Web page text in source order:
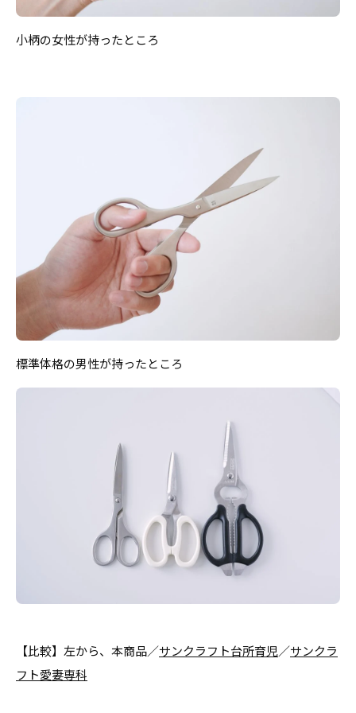
小柄の女性が持ったところ
標準体格の男性が持ったところ
【比較】左から、本商品／サンクラフト台所育児／サンクラ
フト愛妻専科